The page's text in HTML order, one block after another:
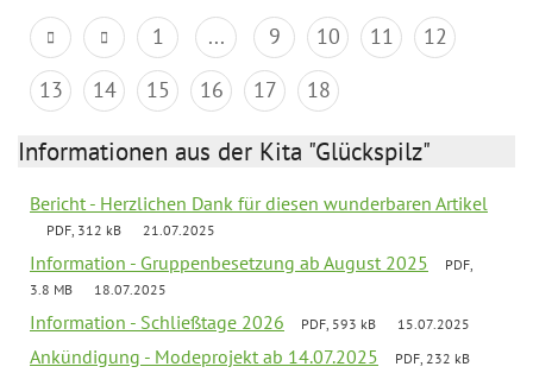
1 ... 9 10 11
12
13
14 15 16 17 18
Informationen aus der Kita "Glückspilz"
Bericht - Herzlichen Dank für diesen wunderbaren Artikel
PDF, 312 kB 21.07.2025
Information - Gruppenbesetzung ab August 2025
PDF,
3.8 MB
18.07.2025
Information - Schließtage 2026 PDF, 593 kB 15.07.2025
Ankündigung - Modeprojekt ab 14.07.2025
PDF, 232 kB